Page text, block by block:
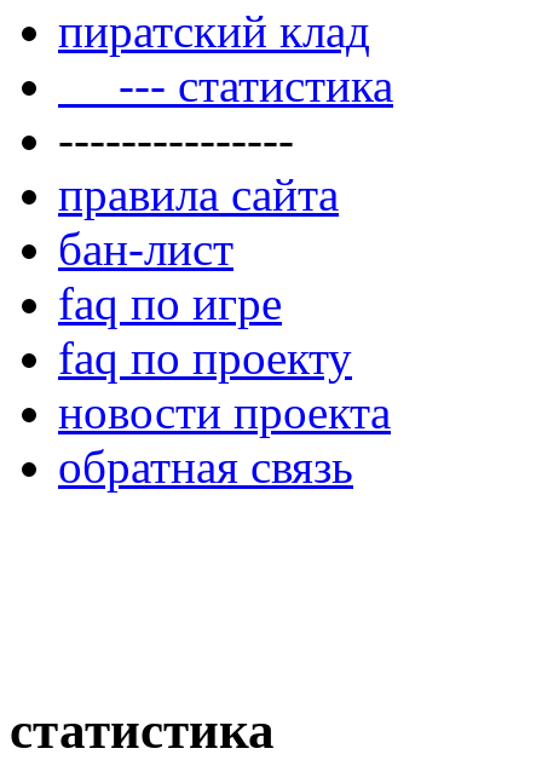
пиратский клад
--- статистика
---------------
правила сайта
бан-лист
faq по игре
faq по проекту
новости проекта
обратная связь
статистика